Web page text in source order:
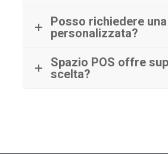
Posso richiedere
personalizzata?
Spazio POS offre
scelta?